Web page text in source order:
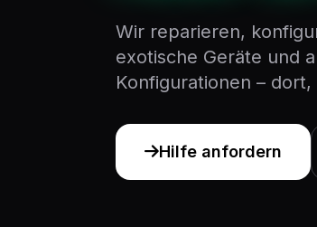
Wir reparieren,
exotische Geräte und
Konfigurationen –
Hilfe anfordern